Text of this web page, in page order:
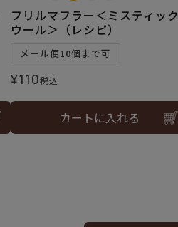
フリルマフラー＜ミスティック
ウール＞（レシピ）
メール便10個まで可
¥110税込
カートに入れる